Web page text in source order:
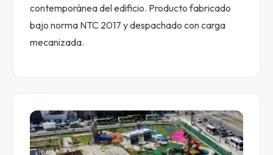
contemporánea del edificio. Producto fabricado
bajo norma NTC 2017 y despachado con carga
mecanizada.